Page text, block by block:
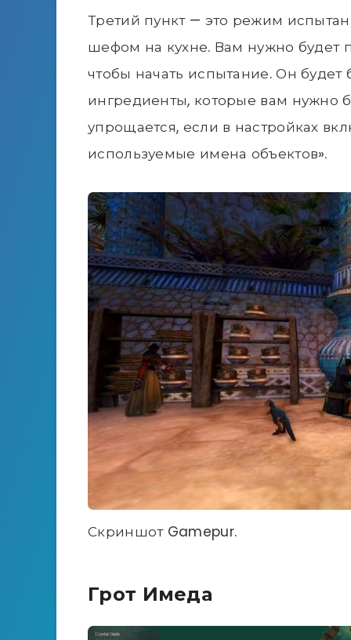
Третий пункт — это режим
шефом на кухне. Вам нужно будет
чтобы начать испытание. Он будет
ингредиенты, которые вам нужно
упрощается, если в настройках
используемые имена объектов».
Скриншот Gamepur.
Грот Имеда